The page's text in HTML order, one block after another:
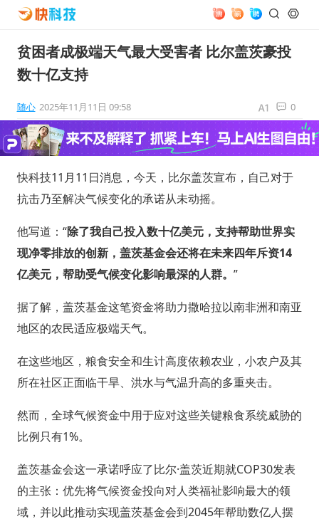
贫困者成极端天气最大受害者 比尔盖茨豪投
数十亿支持
随心 2025年11月11日 09:58 0
快科技11月11日消息，今天，比尔盖茨宣布，自己对于
抗击乃至解决气候变化的承诺从未动摇。
他写道：“除了我自己投入数十亿美元，支持帮助世界实
现净零排放的创新，盖茨基金会还将在未来四年斥资14
亿美元，帮助受气候变化影响最深的人群。 ”
据了解，盖茨基金这笔资金将助力撒哈拉以南非洲和南亚
地区的农民适应极端天气。
在这些地区，粮食安全和生计高度依赖农业，小农户及其
所在社区正面临干旱、洪水与气温升高的多重夹击。
然而，全球气候资金中用于应对这些关键粮食系统威胁的
比例只有1%。
盖茨基金会这一承诺呼应了比尔·盖茨近期就COP30发表
的主张：优先将气候资金投向对人类福祉影响最大的领
域，并以此推动实现盖茨基金会到2045年帮助数亿人摆